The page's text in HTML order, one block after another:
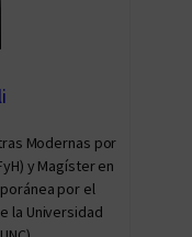
Modernas por
y Magíster en
por el
la Universidad